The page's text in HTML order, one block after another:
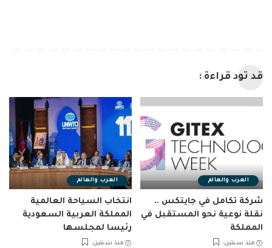
قد تود قراءة :
العرب والعالم
شركة تكامل في جايتكس ..
نقلة نوعية نحو المستقبل في
المملكة
منذ سنتين
العرب والعالم
انتخاب السياحة العالمية
المملكة العربية السعودية
رئيسا لمجلسها
منذ سنتين